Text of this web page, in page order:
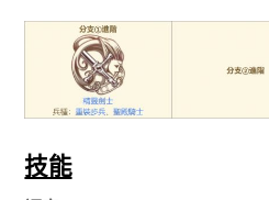
技能